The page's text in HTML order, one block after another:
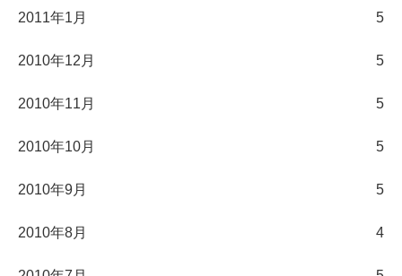
2011年1月 5
2010年12月 5
2010年11月 5
2010年10月 5
2010年9月 5
2010年8月 4